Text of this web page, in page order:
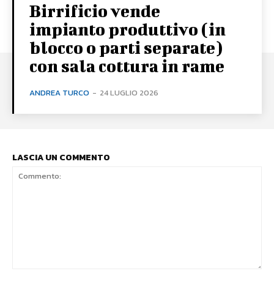
Birrificio vende
impianto produttivo (in
blocco o parti separate)
con sala cottura in rame
ANDREA TURCO - 24 LUGLIO 2026
LASCIA UN COMMENTO